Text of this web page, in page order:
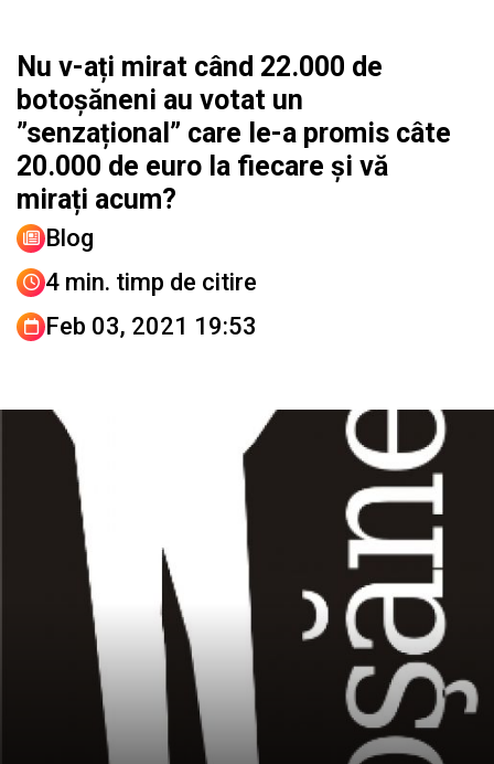
Nu v-ați mirat când 22.000 de
botoșăneni au votat un
”senzațional” care le-a promis câte
20.000 de euro la fiecare și vă
mirați acum?
Blog
4 min. timp de citire
Feb 03, 2021 19:53